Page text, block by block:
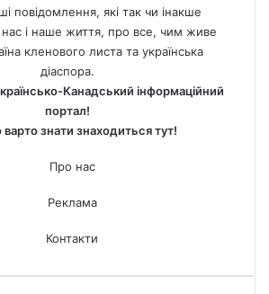
повідомлення, які так чи інакше
і наше життя, про все, чим живе
кленового листа та українська
діаспора.
Канадський інформаційний
портал!
знати знаходиться тут!
Про нас
Реклама
Контакти